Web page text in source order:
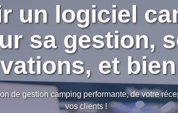
un logiciel
sa gestion,
et
de gestion camping performante, de votre
vos clients !